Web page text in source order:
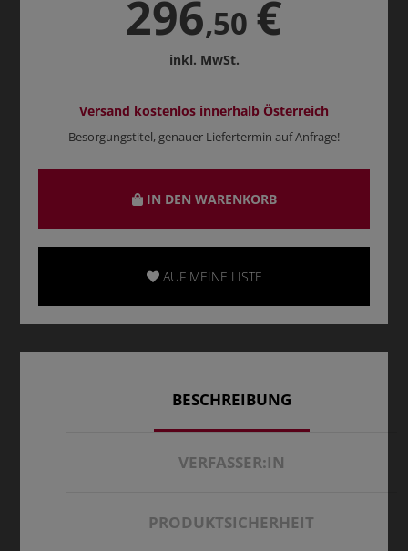
296,50 €
inkl. MwSt.
Versand kostenlos innerhalb Österreich
Besorgungstitel, genauer Liefertermin auf Anfrage!
IN DEN WARENKORB
AUF MEINE LISTE
BESCHREIBUNG
VERFASSER:IN
PRODUKTSICHERHEIT